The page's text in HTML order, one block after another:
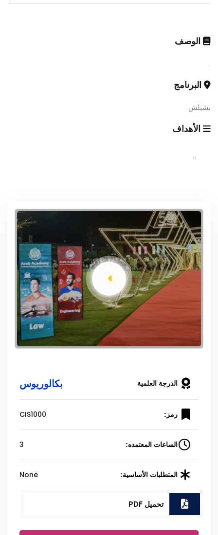
الوصف
.
البرنامج
بشبلش
الأهداف
..
الدرجة العلمية بكالوريوس
رمز: CIS1000
الساعات المعتمده: 3
المتطلبات الأساسية: None
تحميل PDF